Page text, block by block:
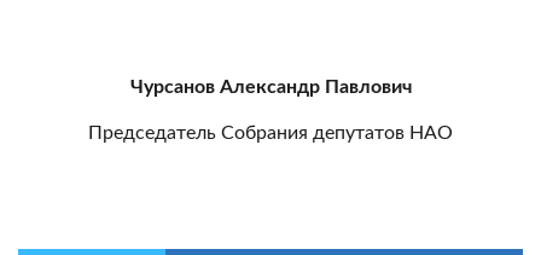
Чурсанов Александр Павлович
Председатель Собрания депутатов НАО